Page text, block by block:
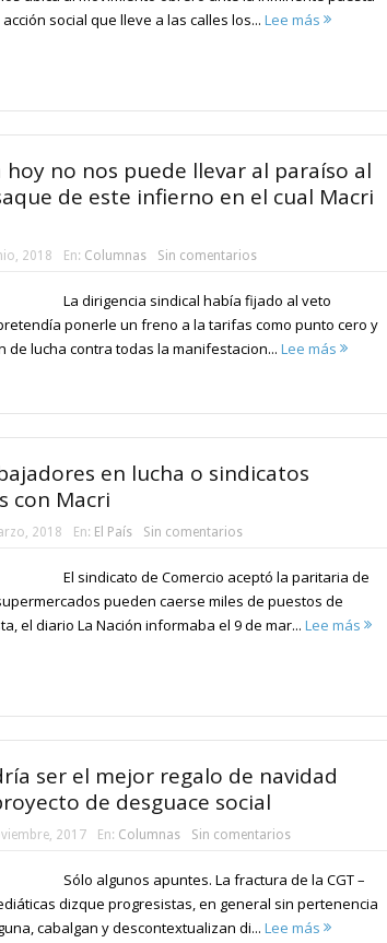
social que lleve a las calles los... Lee más
hoy no nos puede llevar al paraíso al
de este infierno en el cual Macri
2018 En: Columnas Sin comentarios
La dirigencia sindical había fijado al veto
ponerle un freno a la tarifas como punto cero y
lucha contra todas la manifestacion... Lee más
en lucha o sindicatos
con Macri
2018 En: El País Sin comentarios
El sindicato de Comercio aceptó la paritaria de
pueden caerse miles de puestos de
el diario La Nación informaba el 9 de mar... Lee más
ser el mejor regalo de navidad
de desguace social
2017 En: Columnas Sin comentarios
Sólo algunos apuntes. La fractura de la CGT –
dizque progresistas, en general sin pertenencia
cabalgan y descontextualizan di... Lee más